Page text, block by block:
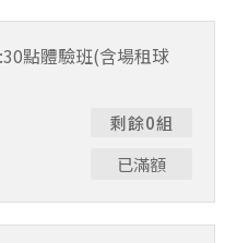
享受團體運動樂趣！ 如
無法如期舉行，POA將視
完成後，如因天候因素
恕不退費，請參閱【報名
您已同意上述規則。
點體驗班(含場租球
剩餘0組
已滿額